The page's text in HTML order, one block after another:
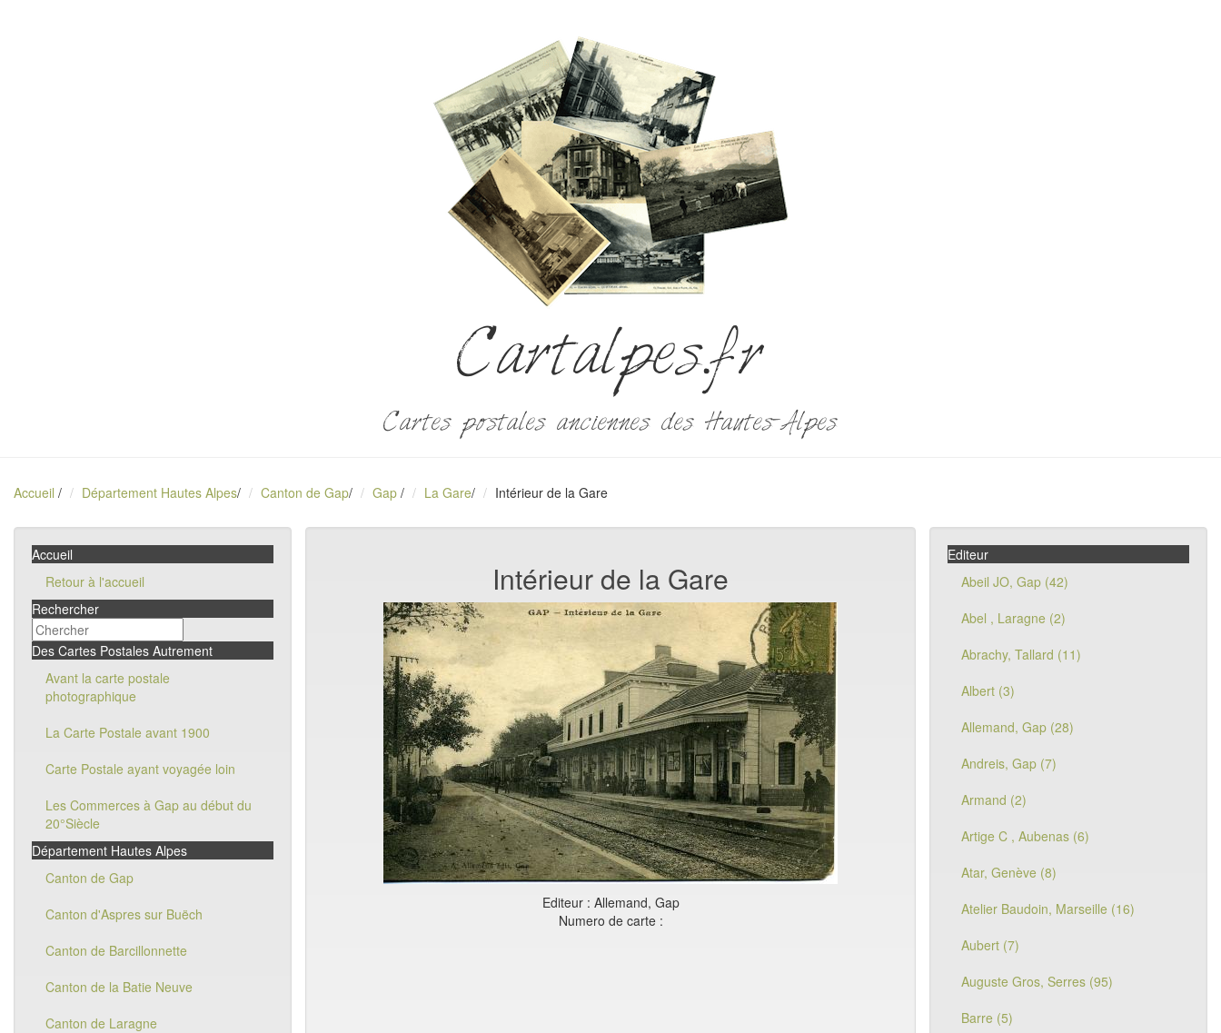
Cartalpes.fr
Cartes postales anciennes des Hautes-Alpes
Accueil / Département Hautes Alpes/ Canton de Gap/ Gap / La Gare/ Intérieur de la Gare
Accueil
Retour à l'accueil
Rechercher
Des Cartes Postales Autrement
Avant la carte postale
photographique
La Carte Postale avant 1900
Carte Postale ayant voyagée loin
Les Commerces à Gap au début du
20°Siècle
Département Hautes Alpes
Canton de Gap
Canton d'Aspres sur Buëch
Canton de Barcillonnette
Canton de la Batie Neuve
Canton de Laragne
Intérieur de la Gare
Editeur : Allemand, Gap
Numero de carte :
Editeur
Abeil JO, Gap (42)
Abel , Laragne (2)
Abrachy, Tallard (11)
Albert (3)
Allemand, Gap (28)
Andreis, Gap (7)
Armand (2)
Artige C , Aubenas (6)
Atar, Genève (8)
Atelier Baudoin, Marseille (16)
Aubert (7)
Auguste Gros, Serres (95)
Barre (5)